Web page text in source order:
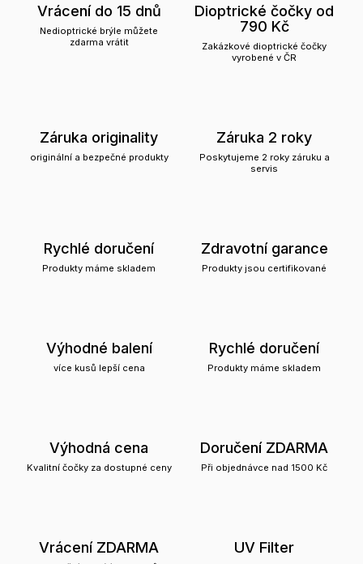
Vrácení do 15 dnů
Nedioptrické brýle můžete
zdarma vrátit
Dioptrické čočky od
790 Kč
Zakázkové dioptrické čočky
vyrobené v ČR
Záruka originality
originální a bezpečné produkty
Záruka 2 roky
Poskytujeme 2 roky záruku a
servis
Rychlé doručení
Produkty máme skladem
Zdravotní garance
Produkty jsou certifikované
Výhodné balení
více kusů lepší cena
Rychlé doručení
Produkty máme skladem
Výhodná cena
Kvalitní čočky za dostupné ceny
Doručení ZDARMA
Při objednávce nad 1500 Kč
Vrácení ZDARMA UV Filter